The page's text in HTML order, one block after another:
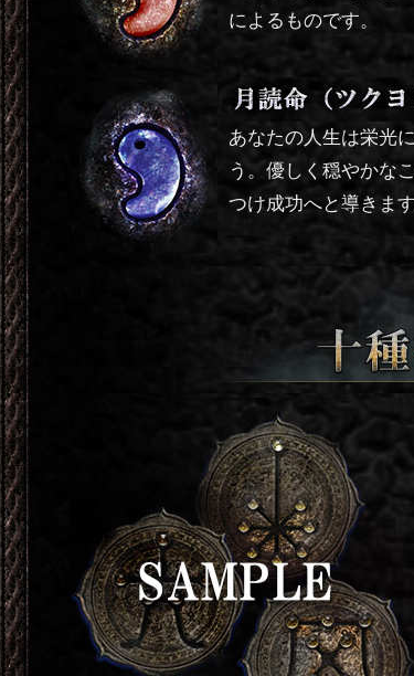
によるものです。
あなたの人生は栄光
う。優しく穏やかな
つけ成功へと導きます